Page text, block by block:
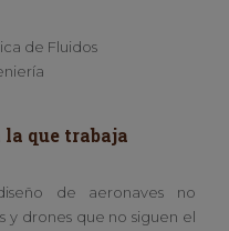
de Fluidos
que trabaja
de aeronaves no
y drones que no siguen el